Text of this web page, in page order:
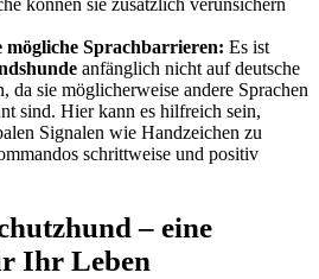
können sie zusätzlich verunsichern
mögliche Sprachbarrieren: Es ist
anfänglich nicht auf deutsche
da sie möglicherweise andere Sprachen
sind. Hier kann es hilfreich sein,
Signalen wie Handzeichen zu
schrittweise und positiv
– eine
Ihr Leben